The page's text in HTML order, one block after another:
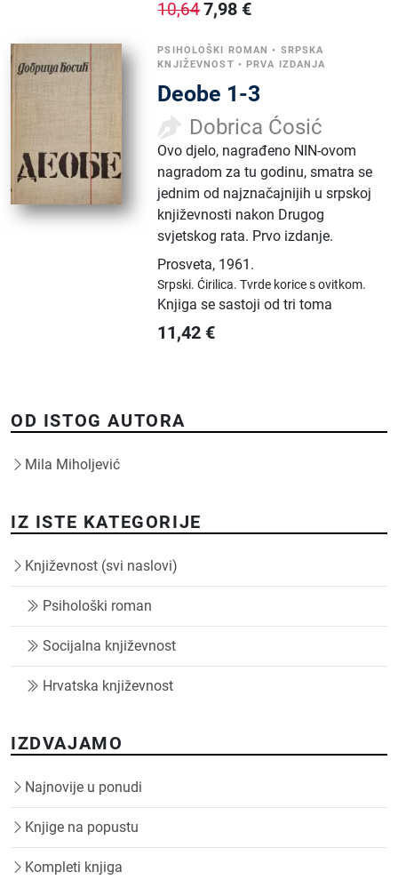
10,647,98 €
PSIHOLOŠKI ROMAN • SRPSKA
KNJIŽEVNOST •PRVA IZDANJA
Deobe 1-3
Dobrica Ćosić
Ovo djelo, nagrađeno NIN-ovom
nagradom za tu godinu, smatra se
jednim od najznačajnijih u srpskoj
književnosti nakon Drugog
svjetskog rata. Prvo izdanje.
Prosveta, 1961.
Srpski.Ćirilica.Tvrde korice s ovitkom.
Knjiga se sastoji od tri toma
11,42 €
OD ISTOG AUTORA
Mila Miholjević
IZ ISTE KATEGORIJE
Književnost (svi naslovi)
Psihološki roman
Socijalna književnost
Hrvatska književnost
IZDVAJAMO
Najnovije u ponudi
Knjige na popustu
Kompleti knjiga